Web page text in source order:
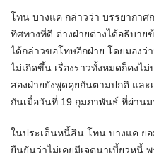
โทน บางแค กล่าวว่า บรรยากาศ
ทิศทางที่ดี ต่างฝ่ายต่างได้อธิบาย
ได้กล่าวขอโทษอีกฝ่าย โดยมอง
ไม่เกิดขึ้น เรื่องราวทั้งหมดก็คงไ
สองฝ่ายยังพูดคุยกันตามปกติ และ
กันเมื่อวันที่ 19 กุมภาพันธ์ ที่ผ่านม
ในประเด็นหนี้สิน โทน บางแค ย
ยืนยันว่าไม่เคยมีเจตนาเบี้ยวหนี้